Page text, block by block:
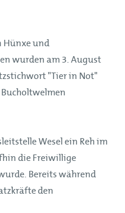
Hünxe und
wurden am 3. August
"Tier in Not"
Wesel ein Reh im
die Freiwillige
Bereits während
den